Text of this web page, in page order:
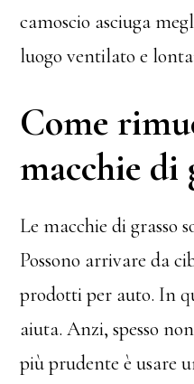
camoscio asciuga
luogo ventilato e
Come
macchie di
Le macchie di grasso
Possono arrivare da
prodotti per auto. In
aiuta. Anzi, spesso
più prudente è usare